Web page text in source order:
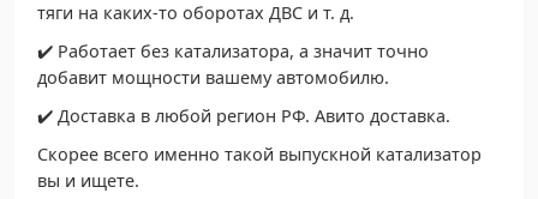
тяги на каких-то оборотах ДВС и т. д.
✔️ Работает без катализатора, а значит точно
добавит мощности вашему автомобилю.
✔️ Доставка в любой регион РФ. Авито доставка.
Скорее всего именно такой выпускной катализатор
вы и ищете.